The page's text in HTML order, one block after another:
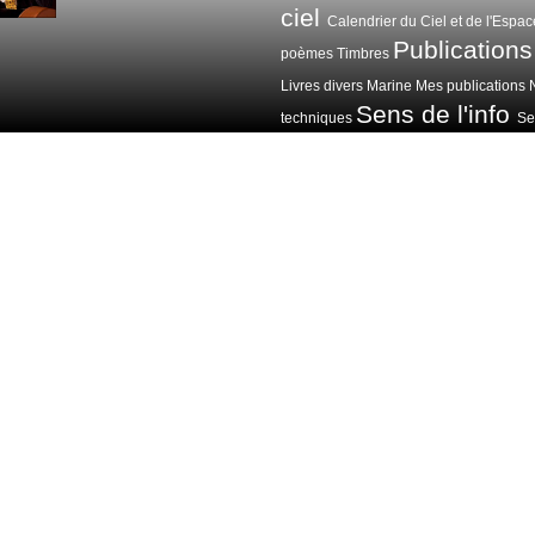
ciel Calendrier du Ciel et de
poèmes Timbres Publications
Livres divers Marine Mes publications
techniques Sens de l'info